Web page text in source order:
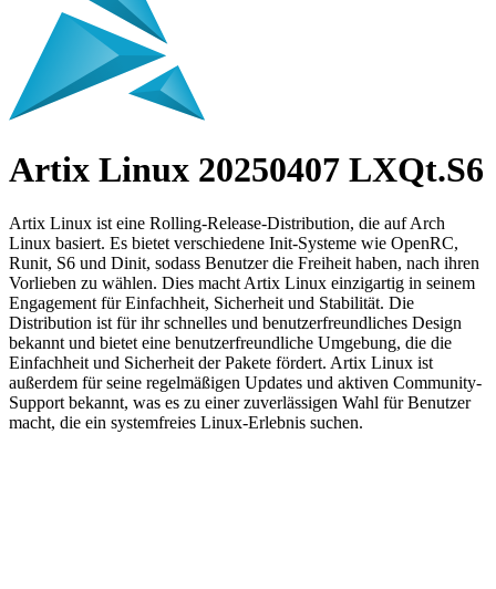
Artix Linux 20250407 LXQt.S6
Artix Linux ist eine Rolling-Release-Distribution, die auf Arch
Linux basiert. Es bietet verschiedene Init-Systeme wie OpenRC,
Runit, S6 und Dinit, sodass Benutzer die Freiheit haben, nach ihren
Vorlieben zu wählen. Dies macht Artix Linux einzigartig in seinem
Engagement für Einfachheit, Sicherheit und Stabilität. Die
Distribution ist für ihr schnelles und benutzerfreundliches Design
bekannt und bietet eine benutzerfreundliche Umgebung, die die
Einfachheit und Sicherheit der Pakete fördert. Artix Linux ist
außerdem für seine regelmäßigen Updates und aktiven Community-
Support bekannt, was es zu einer zuverlässigen Wahl für Benutzer
macht, die ein systemfreies Linux-Erlebnis suchen.